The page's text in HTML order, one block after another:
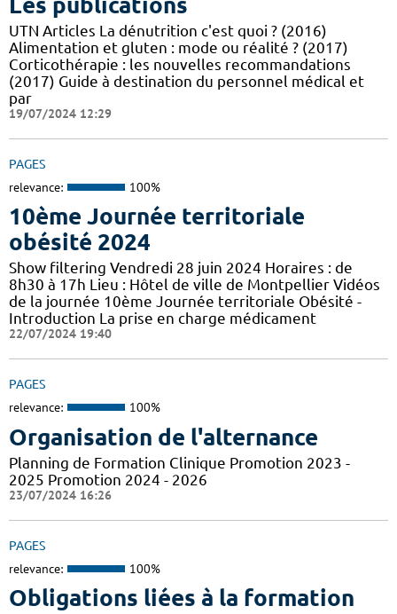
UTN Articles La dénutrition c'est quoi ? (2016)
Alimentation et gluten : mode ou réalité ? (2017)
Corticothérapie : les nouvelles recommandations
(2017) Guide à destination du personnel médical et
par
19/07/2024 12:29
PAGES
relevance: 100%
10ème Journée territoriale
obésité 2024
Show filtering Vendredi 28 juin 2024 Horaires : de
8h30 à 17h Lieu : Hôtel de ville de Montpellier Vidéos
de la journée 10ème Journée territoriale Obésité -
Introduction La prise en charge médicament
22/07/2024 19:40
PAGES
relevance: 100%
Organisation de l'alternance
Planning de Formation Clinique Promotion 2023 -
2025 Promotion 2024 - 2026
23/07/2024 16:26
PAGES
relevance: 100%
Obligations liées à la formation